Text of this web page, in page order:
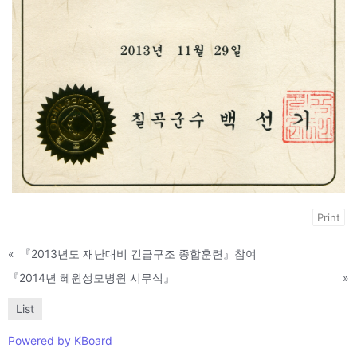
Print
«
『2013년도 재난대비 긴급구조 종합훈련』참여
『2014년 혜원성모병원 시무식』
»
List
Powered by KBoard